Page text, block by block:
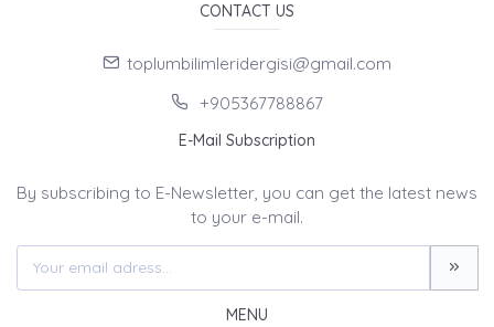
CONTACT US
toplumbilimleridergisi@gmail.com
+905367788867
E-Mail Subscription
By subscribing to E-Newsletter, you can get the latest news
to your e-mail.
MENU